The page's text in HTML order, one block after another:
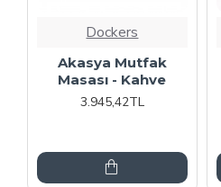
Dockers
Akasya Mutfak
Masası - Kahve
3.945,42TL